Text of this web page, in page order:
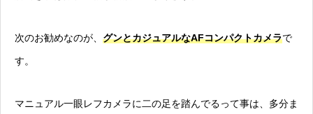
次のお勧めなのが、 グンとカジュアルなAFコンパクトカメラで
す。
マニュアル一眼レフカメラに二の足を踏んでるって事は、多分ま